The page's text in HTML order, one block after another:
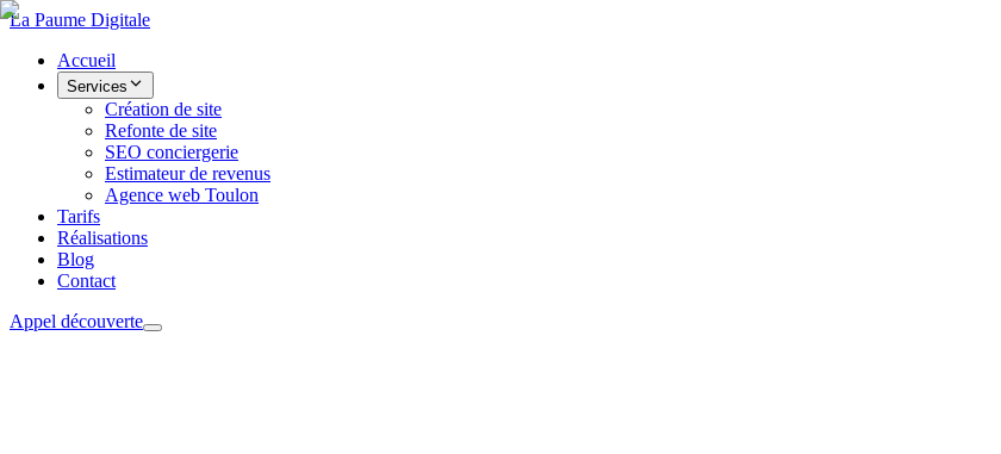
La Paume Digitale
Accueil
Services
Création de site
Refonte de site
SEO conciergerie
Estimateur de revenus
Agence web Toulon
Tarifs
Réalisations
Blog
Contact
Appel découverte